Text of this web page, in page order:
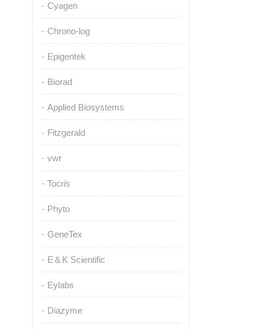
Cyagen
Chrono-log
Epigentek
Biorad
Applied Biosystems
Fitzgerald
vwr
Tocris
Phyto
GeneTex
E＆K Scientific
Eylabs
Diazyme